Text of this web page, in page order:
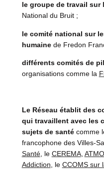
le groupe de travail sur
National du Bruit ;
le comité national sur
humainede Fredon
différents comités de
organisations comme la
Le Réseau établit des
qui travaillent avec les
sujets de santé comme
francophone des Villes-
Santé, le CEREMA,
Addiction , le CCOMS sur